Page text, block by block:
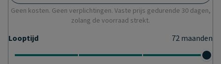
Geen kosten. Geen verplichtingen. Vaste prijs gedurende 30 dagen,
zolang de voorraad strekt.
Looptijd 72maanden